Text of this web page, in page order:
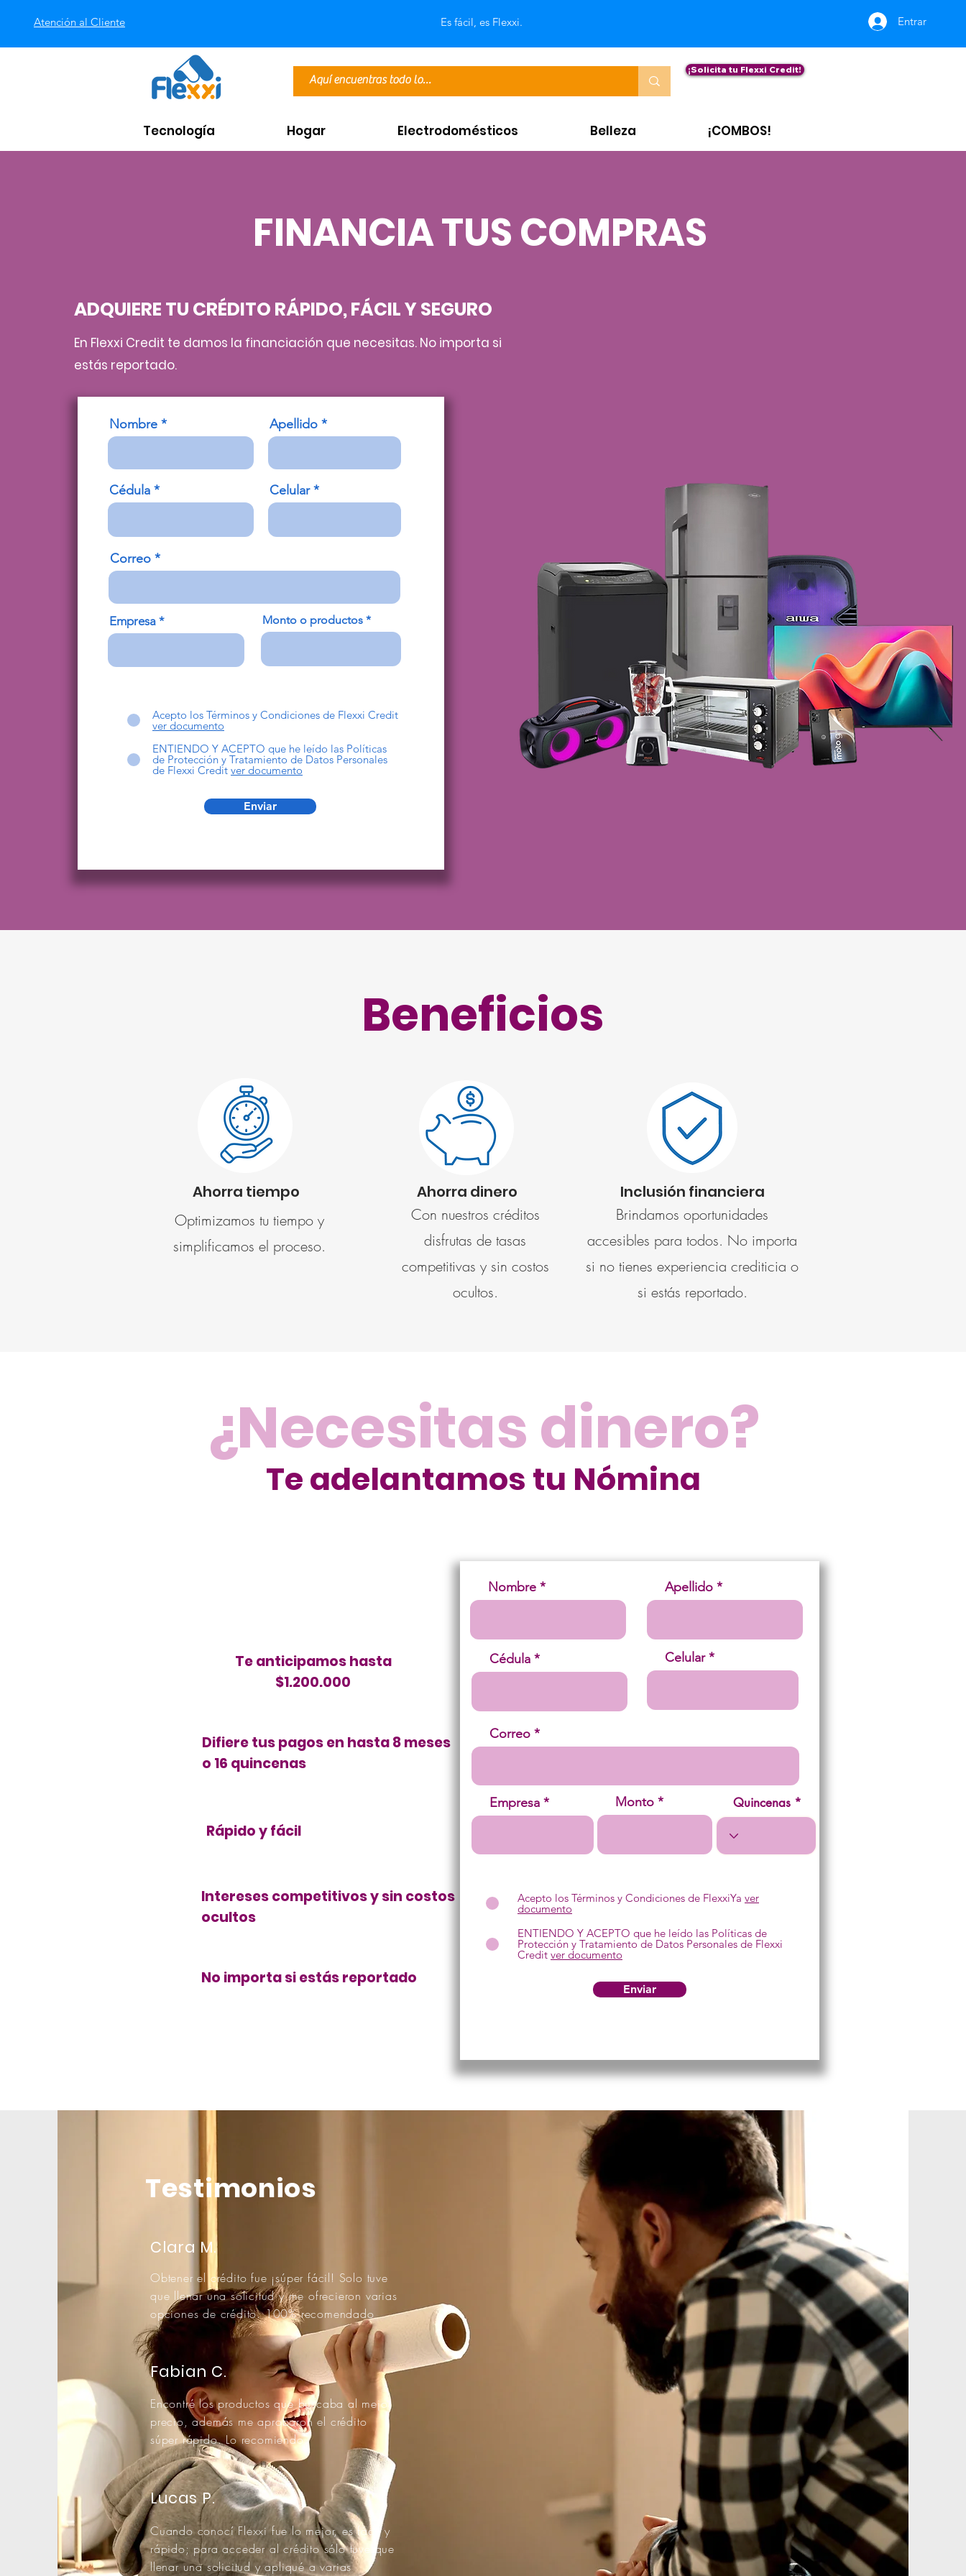
Atención al Cliente Es fácil, es Flexxi. Entrar
¡Solicita tu Flexxi Credit!
Tecnología Hogar Electrodomésticos Belleza ¡COMBOS!
FINANCIA TUS COMPRAS
ADQUIERE TU CRÉDITO RÁPIDO, FÁCIL Y SEGURO
En Flexxi Credit te damos la financiación que necesitas. No importa si
estás reportado.
Nombre Apellido
Cédula Celular
Correo
Empresa Monto o productos
Acepto los Términos y Condiciones de Flexxi Credit
ver documento
ENTIENDO Y ACEPTO que he leído las Políticas
de Protección y Tratamiento de Datos Personales
de Flexxi Credit ver documento
Enviar
Beneficios
Ahorra tiempo
Optimizamos tu tiempo y
simplificamos el proceso.
Ahorra dinero
Con nuestros créditos
disfrutas de tasas
competitivas y sin costos
ocultos.
Inclusión financiera
Brindamos oportunidades
accesibles para todos. No importa
si no tienes experiencia crediticia o
si estás reportado.
¿Necesitas dinero?
Te adelantamos tu Nómina
Te anticipamos hasta
$1.200.000
Difiere tus pagos en hasta 8 meses
o 16 quincenas
Rápido y fácil
Intereses competitivos y sin costos
ocultos
No importa si estás reportado
Nombre
Cédula
Apellido
Celular
Correo
Empresa Monto Quincenas
Acepto los Términos y Condiciones de FlexxiYa ver
documento
ENTIENDO Y ACEPTO que he leído las Políticas de
Protección y Tratamiento de Datos Personales de Flexxi
Credit ver documento
Enviar
Testimonios
Clara M.
Obtener el crédito fue ¡súper fácil! Solo tuve
que llenar una solicitud y me ofrecieron varias
opciones de crédito. 100% recomendado
Fabian C.
Encontré los productos que buscaba al mejor
precio, además me aprobaron el crédito
súper rápido. Lo recomiendo.
Lucas P.
Cuando conocí Flexxi fue lo mejor, es fácil y
rápido; para acceder al crédito sólo tuve que
llenar una solicitud y apliqué a varias